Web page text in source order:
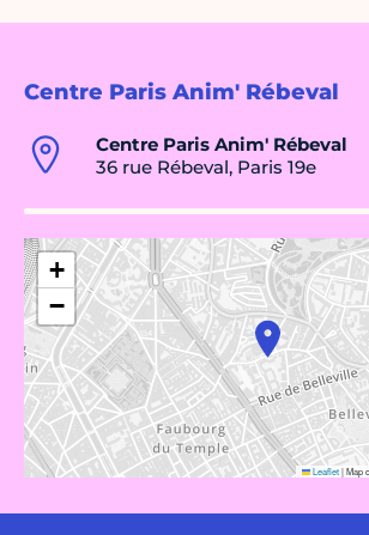
Centre Paris Anim' Rébeval
Centre Paris Anim' Rébeval
36 rue Rébeval, Paris 19e
+
−
Leaflet|Map